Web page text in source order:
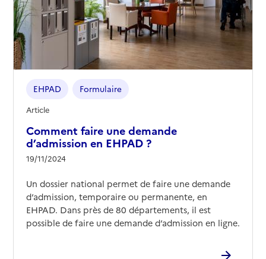
Comment faire une demande
d’admission en EHPAD ?
19/11/2024
EHPAD Formulaire
Article
Un dossier national permet de faire une demande
d’admission, temporaire ou permanente, en
EHPAD. Dans près de 80 départements, il est
possible de faire une demande d’admission en ligne.